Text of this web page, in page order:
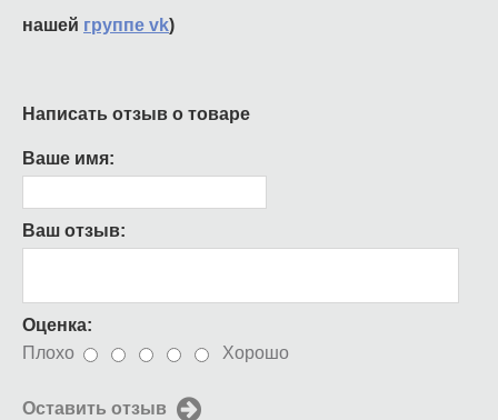
нашей группе vk)
Написать отзыв о товаре
Ваше имя:
Ваш отзыв:
Оценка:
Плохо
Хорошо
Оставить отзыв